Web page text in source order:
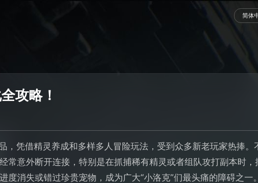
简体
攻略！
，凭借精灵养成和多样多人冒险玩法，受到众多新老玩家热捧。
常意外断开连接，特别是在抓捕稀有精灵或者组队攻打副本时，
消失或错过珍贵宠物，成为广大“小洛克”们最头痛的障碍之一。